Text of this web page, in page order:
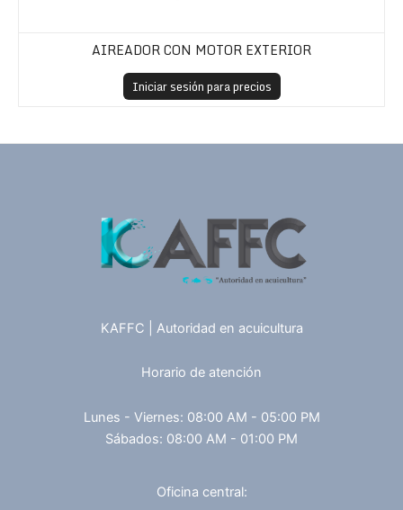
AIREADOR CON MOTOR EXTERIOR
Iniciar sesión para precios
KAFFC | Autoridad en acuicultura
Horario de atención
Lunes - Viernes: 08:00 AM - 05:00 PM
Sábados: 08:00 AM - 01:00 PM
Oficina central: